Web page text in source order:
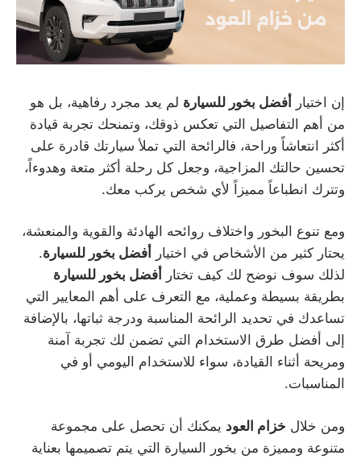
إن اختيار أفضل بخور للسيارة لم يعد مجرد رفاهية، بل هو
من أهم التفاصيل التي تعكس ذوقك، وتمنحك تجربة قيادة
أكثر انتعاشاً وراحة، فالرائحة التي تملأ سيارتك قادرة على
تحسين حالتك المزاجية، وجعل كل رحلة أكثر متعة وهدوءاً،
وتترك انطباعاً مميزاً لأي شخص يركب معك.
ومع تنوع البخور واختلاف روائحه الهادئة والقوية والمنعشة،
يحتار كثير من الأشخاص في اختيار
أفضل بخور للسيارة.
لذلك سوف نوضح لك كيف تختار
أفضل بخور للسيارة
بطريقة بسيطة وعملية، مع التعرف على أهم المعايير التي
تساعدك في تحديد الرائحة المناسبة ودرجة ثباتها، بالإضافة
إلى أفضل طرق الاستخدام التي تضمن لك تجربة آمنة
ومريحة أثناء القيادة، سواء للاستخدام اليومي أو في
المناسبات.
ومن خلال خزام العود يمكنك أن تحصل على مجموعة
متنوعة ومميزة من بخور السيارة التي يتم تصميمها بعناية